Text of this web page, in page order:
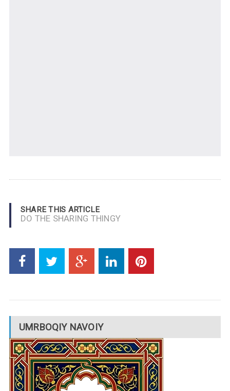
SHARE THIS ARTICLE
DO THE SHARING THINGY
UMRBOQIY NAVOIY